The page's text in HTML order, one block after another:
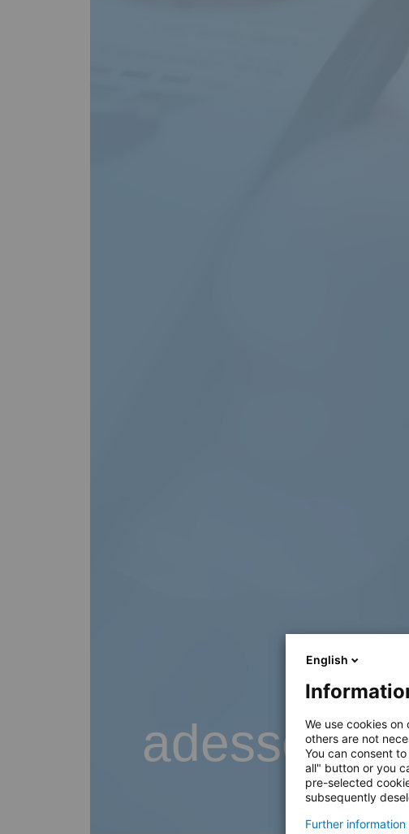
adesso
English
We use cookies
others are not
You can consent
all" button or you
pre-selected
subsequently
Further